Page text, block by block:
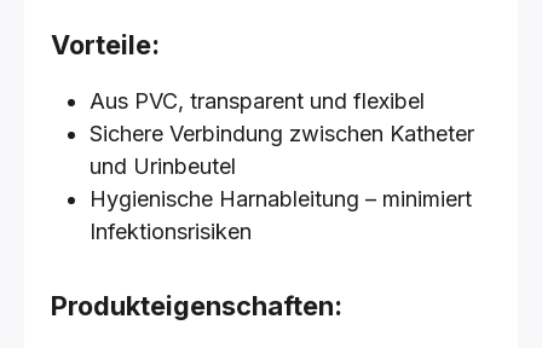
Vorteile:
Aus PVC, transparent und flexibel
Sichere Verbindung zwischen Katheter
und Urinbeutel
Hygienische Harnableitung – minimiert
Infektionsrisiken
Produkteigenschaften: